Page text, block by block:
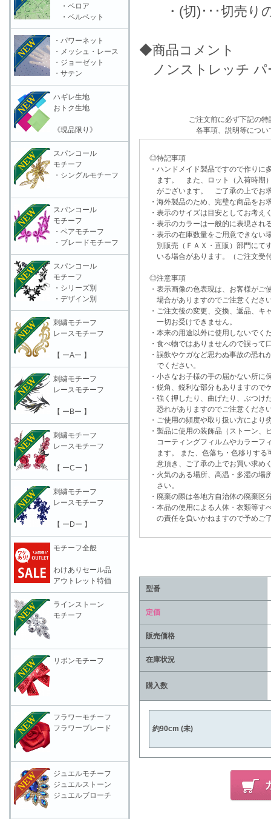
・(切)･･･切売り
◆商品コメント
ノンストレッチ パ
ご注文前に必ず下記の
各事項、説明等につい
◎特記事項
・ハンドメイド製品ですので作りに
ます。 また、ロット（入荷時期）
がございます。 ご了承の上でお求
・海外製品のため、完璧な商品をお
・表示のサイズは目安としてお考え
・表示のカラーは一般的に表現され
・表示の在庫数量をご用意できな
別販売（ＦＡＸ・直販）部門にて
いる場合があります。（ご注文受
◎注意事項
・表示画像の色表現は、お客様がご
場合がありますのでご注意くださ
・ご注文後の変更、交換、返品、キ
一切お受けできません。
・本来の用途以外に使用しないでく
・食べ物ではありませんので誤って
・誤飲やケガなど思わぬ事故の恐れ
でください。
・小さなお子様の手の届かない所に
・鋭角、鋭利な部分もありますので
・強く押したり、曲げたり、ぶつけ
恐れがありますのでご注意くださ
・ご使用の頻度や取り扱い方により
・製品に使用の装飾品（ストーン、
コーティングフィルムやカラーフ
ます。 また、色落ち・色移りする
意頂き、ご了承の上でお買い求め
・火気のある場所、高温・多湿の場
さい。
・廃棄の際は各地方自治体の廃棄区
・本品の使用による人体・衣類等す
の責任を負いかねますので予めご
型番
定価
販売価格
在庫状況
購入数
約90cm (未)
・ベロア
・ベルベット
・パワーネット
・メッシュ・レース
・ジョーゼット
・サテン
ハギレ生地
おトク生地
《現品限り》
スパンコール
モチーフ
・シングルモチーフ
スパンコール
モチーフ
・ペアモチーフ
・ブレードモチーフ
スパンコール
モチーフ
・シリーズ別
・デザイン別
刺繍モチーフ
レースモチーフ
【 ーAー 】
刺繍モチーフ
レースモチーフ
【 ーBー 】
刺繍モチーフ
レースモチーフ
【 ーCー 】
刺繍モチーフ
レースモチーフ
【 ーDー 】
モチーフ全般
わけありセール品
アウトレット特価
ラインストーン
モチーフ
リボンモチーフ
フラワーモチーフ
フラワーブレード
ジュエルモチーフ
ジュエルストーン
ジュエルブローチ